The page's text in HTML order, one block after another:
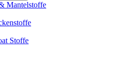
Mantelstoffe
Stoffe